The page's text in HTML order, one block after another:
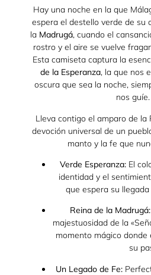
Hay una noche en la que
espera el destello verde de su
la Madrugá, cuando el
rostro y el aire se vuelve
Esta camiseta captura la
de la Esperanza, la que nos
oscura que sea la noche,
nos guíe.
Lleva contigo el amparo de la
devoción universal de un
manto y la fe que
Verde Esperanza:El
identidad y el
que espera su
Reina de la Madrugá:
majestuosidad de la
momento mágico
su
Un Legado de Fe: